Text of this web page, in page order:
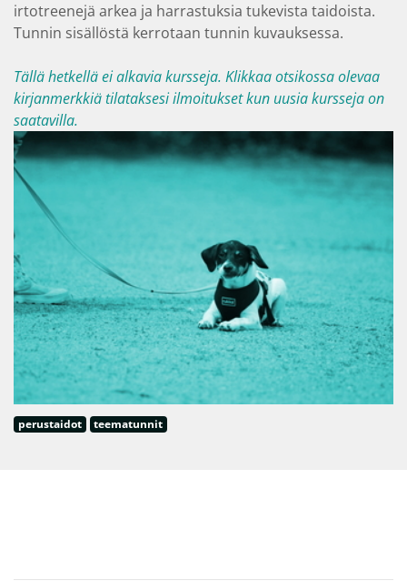
irtotreenejä arkea ja harrastuksia tukevista taidoista.
Tunnin sisällöstä kerrotaan tunnin kuvauksessa.
Tällä hetkellä ei alkavia kursseja. Klikkaa otsikossa olevaa
kirjanmerkkiä tilataksesi ilmoitukset kun uusia kursseja on
saatavilla.
perustaidot teematunnit